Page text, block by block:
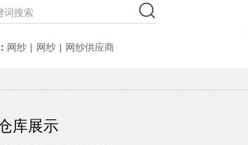
网纱 | 网纱 | 网纱供应商
库展示